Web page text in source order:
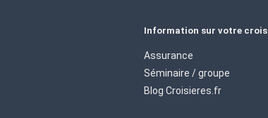
Information sur votre
Assurance
Séminaire / groupe
Blog Croisieres.fr